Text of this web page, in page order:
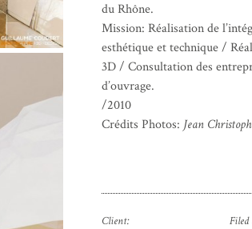
du Rhône.
Mission: Réalisation de
esthétique et technique /
3D / Consultation des
d’ouvrage.
/2010
Crédits Photos: Jean
Client: